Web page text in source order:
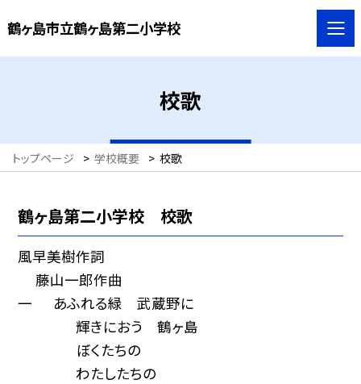
鶴ヶ島市立鶴ヶ島第二小学校
校歌
トップページ > 学校概要 > 校歌
鶴ヶ島第二小学校 校歌
風早美樹作詞
藤山一郎作曲
一 あふれる緑 武蔵野に
輝きにおう 鶴ヶ島
ぼくたちの
わたしたちの